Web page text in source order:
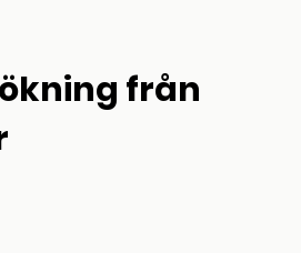
från